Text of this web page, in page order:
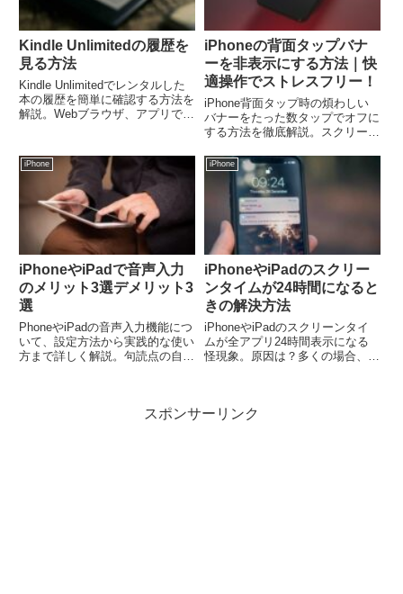
Kindle Unlimitedの履歴を
見る方法
Kindle Unlimitedでレンタルした
本の履歴を簡単に確認する方法を
解説。Webブラウザ、アプリでの
す。
iPhoneの背面タップバナ
ーを非表示にする方法｜快
適操作でストレスフリー！
iPhone背面タップ時の煩わしい
バナーをたった数タップでオフに
する方法を徹底解説。スクリーン
と快適に！設定アプリから簡単設
定でストレスフリーなスマホライ
フを。
iPhone
iPhoneやiPadで音声入力
のメリット3選デメリット3
選
PhoneやiPadの音声入力機能につ
いて、設定方法から実践的な使い
方まで詳しく解説。句読点の自動
iPhone
iPhoneやiPadのスクリー
ンタイムが24時間になると
きの解決方法
iPhoneやiPadのスクリーンタイ
ムが全アプリ24時間表示になる
怪現象。原因は？多くの場合、再
かりやすく解説。
スポンサーリンク